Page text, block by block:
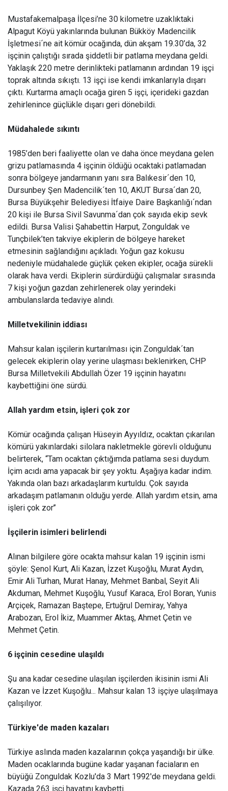
Mustafakemalpaşa İlçesi’ne 30 kilometre uzaklıktaki
Alpagut Köyü yakınlarında bulunan Bükköy Madencilik
İşletmesi´ne ait kömür ocağında, dün akşam 19.30’da, 32
işçinin çalıştığı sırada şiddetli bir patlama meydana geldi.
Yaklaşık 220 metre derinlikteki patlamanın ardından 19 işçi
toprak altında sıkıştı. 13 işçi ise kendi imkanlarıyla dışarı
çıktı. Kurtarma amaçlı ocağa giren 5 işçi, içerideki gazdan
zehirlenince güçlükle dışarı geri dönebildi.
Müdahalede sıkıntı
1985’den beri faaliyette olan ve daha önce meydana gelen
grizu patlamasında 4 işçinin öldüğü ocaktaki patlamadan
sonra bölgeye jandarmanın yanı sıra Balıkesir´den 10,
Dursunbey Şen Madencilik´ten 10, AKUT Bursa´dan 20,
Bursa Büyükşehir Belediyesi İtfaiye Daire Başkanlığı´ndan
20 kişi ile Bursa Sivil Savunma´dan çok sayıda ekip sevk
edildi. Bursa Valisi Şahabettin Harput, Zonguldak ve
Tunçbilek’ten takviye ekiplerin de bölgeye hareket
etmesinin sağlandığını açıkladı. Yoğun gaz kokusu
nedeniyle müdahalede güçlük çeken ekipler, ocağa sürekli
olarak hava verdi. Ekiplerin sürdürdüğü çalışmalar sırasında
7 kişi yoğun gazdan zehirlenerek olay yerindeki
ambulanslarda tedaviye alındı.
Milletvekilinin iddiası
Mahsur kalan işçilerin kurtarılması için Zonguldak´tan
gelecek ekiplerin olay yerine ulaşması beklenirken, CHP
Bursa Milletvekili Abdullah Özer 19 işçinin hayatını
kaybettiğini öne sürdü.
Allah yardım etsin, işleri çok zor
Kömür ocağında çalışan Hüseyin Ayyıldız, ocaktan çıkarılan
kömürü yakınlardaki silolara nakletmekle görevli olduğunu
belirterek, “Tam ocaktan çıktığımda patlama sesi duydum.
İçim acıdı ama yapacak bir şey yoktu. Aşağıya kadar indim.
Yakında olan bazı arkadaşlarım kurtuldu. Çok sayıda
arkadaşım patlamanın olduğu yerde. Allah yardım etsin, ama
işleri çok zor’’
İşçilerin isimleri belirlendi
Alınan bilgilere göre ocakta mahsur kalan 19 işçinin ismi
şöyle: Şenol Kurt, Ali Kazan, İzzet Kuşoğlu, Murat Aydın,
Emir Ali Turhan, Murat Hanay, Mehmet Banbal, Seyit Ali
Akduman, Mehmet Kuşoğlu, Yusuf Karaca, Erol Boran, Yunis
Arçiçek, Ramazan Baştepe, Ertuğrul Demiray, Yahya
Arabozan, Erol İkiz, Muammer Aktaş, Ahmet Çetin ve
Mehmet Çetin.
6 işçinin cesedine ulaşıldı
Şu ana kadar cesedine ulaşılan işçilerden ikisinin ismi Ali
Kazan ve İzzet Kuşoğlu... Mahsur kalan 13 işçiye ulaşılmaya
çalışılıyor.
Türkiye'de maden kazaları
Türkiye aslında maden kazalarının çokça yaşandığı bir ülke.
Maden ocaklarında bugüne kadar yaşanan faciaların en
büyüğü Zonguldak Kozlu'da 3 Mart 1992'de meydana geldi.
Kazada 263 işçi hayatını kaybetti.